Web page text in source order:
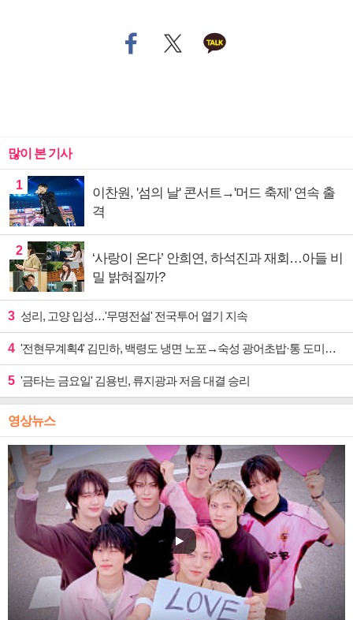
많이 본 기사
1
이찬원, '섬의 날' 콘서트→'머드 축제' 연속 출
격
2
‘사랑이 온다’ 안희연, 하석진과 재회…아들 비
밀 밝혀질까?
3 성리, 고양 입성…'무명전설' 전국투어 열기 지속
4 '전현무계획4' 김민하, 백령도 냉면 노포→숙성 광어초밥·통 도미찜 맛집 탐방
5 '금타는 금요일' 김용빈, 류지광과 저음 대결 승리
영상뉴스